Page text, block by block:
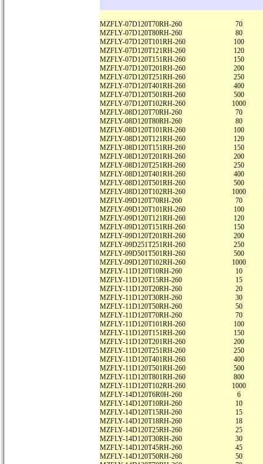
MZFLY-07D120T70RH-260
70
MZFLY-07D120T80RH-260
80
MZFLY-07D120T101RH-260
100
MZFLY-07D120T121RH-260
120
MZFLY-07D120T151RH-260
150
MZFLY-07D120T201RH-260
200
MZFLY-07D120T251RH-260
250
MZFLY-07D120T401RH-260
400
MZFLY-07D120T501RH-260
500
MZFLY-07D120T102RH-260
1000
MZFLY-08D120T70RH-260
70
MZFLY-08D120T80RH-260
80
MZFLY-08D120T101RH-260
100
MZFLY-08D120T121RH-260
120
MZFLY-08D120T151RH-260
150
MZFLY-08D120T201RH-260
200
MZFLY-08D120T251RH-260
250
MZFLY-08D120T401RH-260
400
MZFLY-08D120T501RH-260
500
MZFLY-08D120T102RH-260
1000
MZFLY-09D120T70RH-260
70
MZFLY-09D120T101RH-260
100
MZFLY-09D120T121RH-260
120
MZFLY-09D120T151RH-260
150
MZFLY-09D120T201RH-260
200
MZFLY-09D251T251RH-260
250
MZFLY-09D501T501RH-260
500
MZFLY-09D120T102RH-260
1000
MZFLY-11D120T10RH-260
10
MZFLY-11D120T15RH-260
15
MZFLY-11D120T20RH-260
20
MZFLY-11D120T30RH-260
30
MZFLY-11D120T50RH-260
50
MZFLY-11D120T70RH-260
70
MZFLY-11D120T101RH-260
100
MZFLY-11D120T151RH-260
150
MZFLY-11D120T201RH-260
200
MZFLY-11D120T251RH-260
250
MZFLY-11D120T401RH-260
400
MZFLY-11D120T501RH-260
500
MZFLY-11D120T801RH-260
800
MZFLY-11D120T102RH-260
1000
MZFLY-14D120T6R0H-260
6
MZFLY-14D120T10RH-260
10
MZFLY-14D120T15RH-260
15
MZFLY-14D120T18RH-260
18
MZFLY-14D120T25RH-260
25
MZFLY-14D120T30RH-260
30
MZFLY-14D120T45RH-260
45
MZFLY-14D120T50RH-260
50